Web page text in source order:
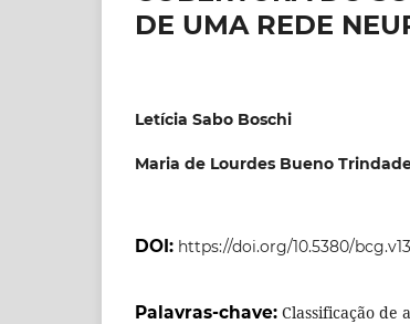
DE UMA REDE
Letícia Sabo Boschi
Maria de Lourdes Bueno
DOI: https://doi.org/10.5380/
Palavras-chave: Classificação de